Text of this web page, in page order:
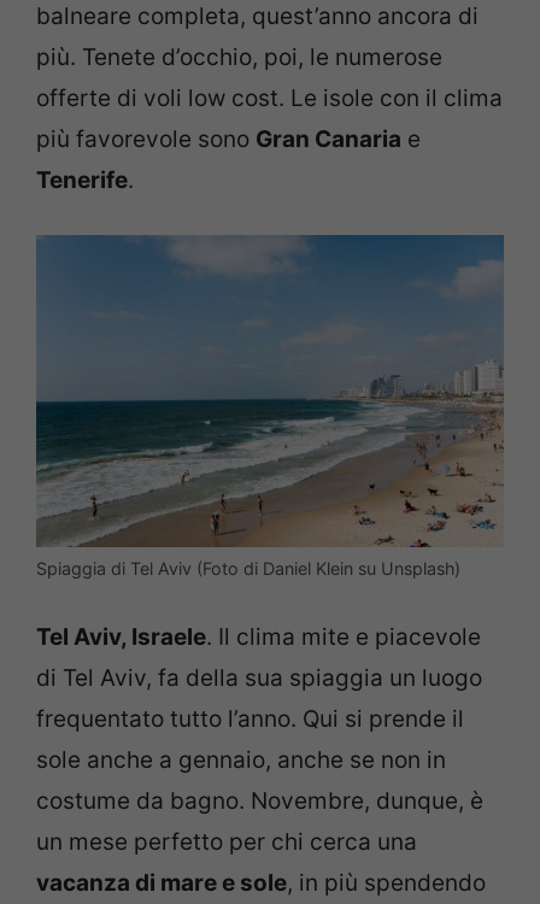
balneare completa, quest’anno ancora di
più. Tenete d’occhio, poi, le numerose
offerte di voli low cost. Le isole con il clima
più favorevole sono Gran Canaria e
Tenerife.
Spiaggia di Tel Aviv (Foto di Daniel Klein su Unsplash)
Tel Aviv, Israele. Il clima mite e piacevole
di Tel Aviv, fa della sua spiaggia un luogo
frequentato tutto l’anno. Qui si prende il
sole anche a gennaio, anche se non in
costume da bagno. Novembre, dunque, è
un mese perfetto per chi cerca una
vacanza di mare e sole, in più spendendo